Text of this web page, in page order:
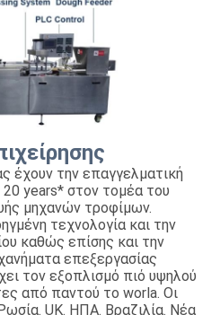
έχουν την επαγγελματική
years* στον τομέα του
μηχανών τροφίμων.
τεχνολογία και την
καθώς επίσης και την
επεξεργασίας
τον εξοπλισμό πιό υψηλού
από παντού το worla. Οι
UK. ΗΠΑ. Βραζιλία. Νέα